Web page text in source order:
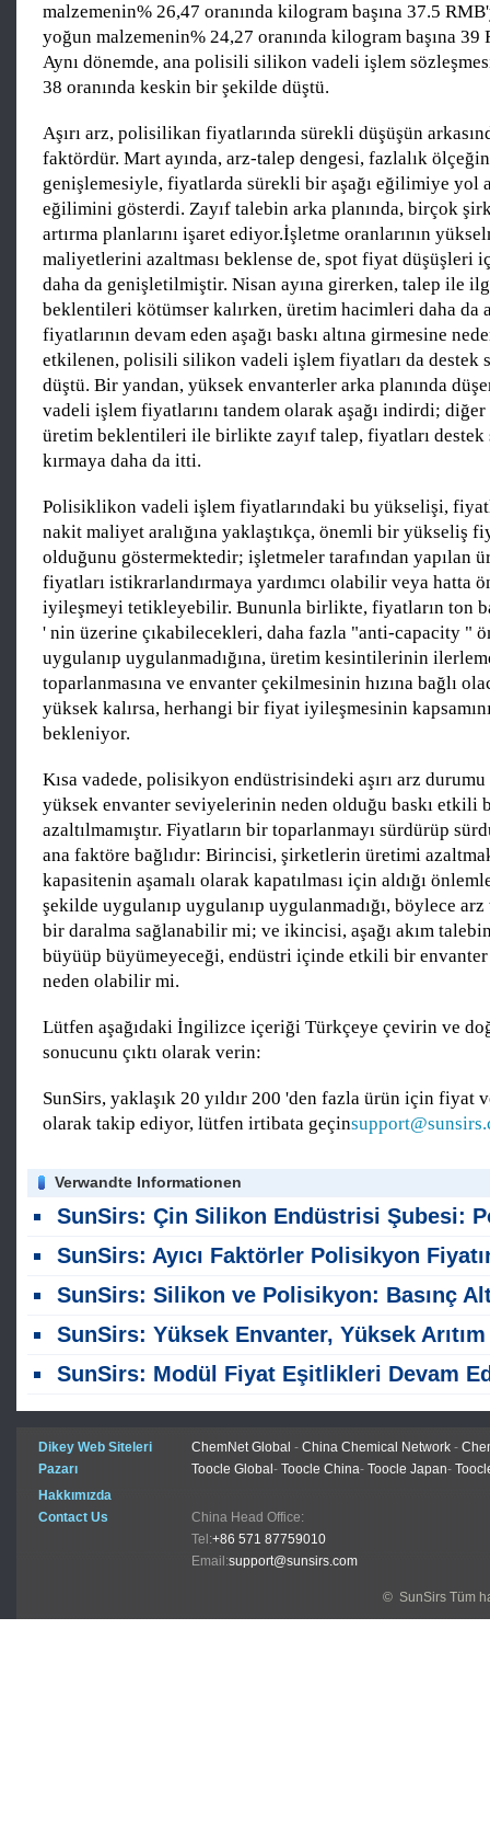
malzemenin% 26,47 oranında kilogram başına 37.5
yoğun malzemenin% 24,27 oranında kilogram başına 39
Aynı dönemde, ana polisili silikon vadeli işlem
38 oranında keskin bir şekilde düştü.
Aşırı arz, polisilikan fiyatlarında sürekli düşüşün
faktördür. Mart ayında, arz-talep dengesi, fazlalık
genişlemesiyle, fiyatlarda sürekli bir aşağı eğilimiye yol
eğilimini gösterdi. Zayıf talebin arka planında, birçok
artırma planlarını işaret ediyor.İşletme oranlarının
maliyetlerini azaltması beklense de, spot fiyat düşüşleri
daha da genişletilmiştir. Nisan ayına girerken, talep ile
beklentileri kötümser kalırken, üretim hacimleri daha da
fiyatlarının devam eden aşağı baskı altına girmesine
etkilenen, polisili silikon vadeli işlem fiyatları da destek
düştü. Bir yandan, yüksek envanterler arka planında
vadeli işlem fiyatlarını tandem olarak aşağı indirdi; diğer
üretim beklentileri ile birlikte zayıf talep, fiyatları
kırmaya daha da itti.
Polisiklikon vadeli işlem fiyatlarındaki bu yükselişi,
nakit maliyet aralığına yaklaştıkça, önemli bir yükseliş
olduğunu göstermektedir; işletmeler tarafından yapılan
fiyatları istikrarlandırmaya yardımcı olabilir veya hatta
iyileşmeyi tetikleyebilir. Bununla birlikte, fiyatların ton
' nin üzerine çıkabilecekleri, daha fazla "anti-capacity "
uygulanıp uygulanmadığına, üretim kesintilerinin
toparlanmasına ve envanter çekilmesinin hızına bağlı
yüksek kalırsa, herhangi bir fiyat iyileşmesinin
bekleniyor.
Kısa vadede, polisikyon endüstrisindeki aşırı arz
yüksek envanter seviyelerinin neden olduğu baskı etkili
azaltılmamıştır. Fiyatların bir toparlanmayı sürdürüp
ana faktöre bağlıdır: Birincisi, şirketlerin üretimi
kapasitenin aşamalı olarak kapatılması için aldığı
şekilde uygulanıp uygulanıp uygulanmadığı, böylece
bir daralma sağlanabilir mi; ve ikincisi, aşağı akım
büyüüp büyümeyeceği, endüstri içinde etkili bir
neden olabilir mi.
Lütfen aşağıdaki İngilizce içeriği Türkçeye çevirin ve
sonucunu çıktı olarak verin:
SunSirs, yaklaşık 20 yıldır 200 'den fazla ürün için fiyat
olarak takip ediyor, lütfen irtibata geçin
Verwandte Informationen
SunSirs: Çin Silikon Endüstrisi Şubesi: Polisikyon Ticaret Bu Hafta Duraklandı; Piyasa Yönü
SunSirs: Ayıcı Faktörler Polisikyon Fiyatını Sınırlıyor; Ağustos Tedarik Zinciri Üretim Programlarına
SunSirs: Silikon ve Polisikyon: Basınç Altında Temeller; Yeni Sürücüleri
SunSirs: Yüksek Envanter, Yüksek Arıtım ve Zayıf Talep ile Karakteristikli Polisikyon
SunSirs: Modül Fiyat Eşitlikleri Devam Ediyor; Polisilyon Fiyatları Sabit
Dikey Web Siteleri ChemNet Global - China Chemical Network -
Pazarı
Toocle Global - Toocle China- Toocle Japan-
Hakkımızda
Contact Us
China Head Office:
Tel:+86 571 87759010
Email:support@sunsirs.com
© SunSirs Tüm